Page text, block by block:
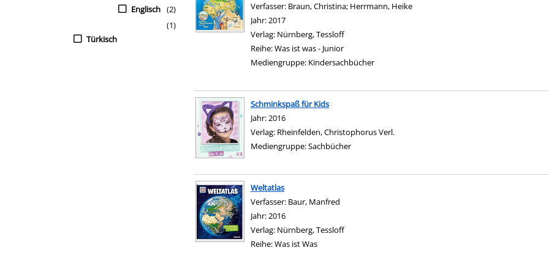
Englisch (2)
Türkisch
(1)
Verfasser: Braun, Christina; Herrmann, Heike
Jahr:2017
Verlag: Nürnberg, Tessloff
Reihe:Was ist was - Junior
Mediengruppe: Kindersachbücher
Schminkspaß für Kids
Suche nach diesem Verfasser
Jahr:2016
Verlag: Rheinfelden, Christophorus Verl.
Mediengruppe:Sachbücher
Weltatlas
Verfasser: Baur, Manfred
Jahr:2016
Verlag: Nürnberg, Tessloff
Reihe:Was ist Was